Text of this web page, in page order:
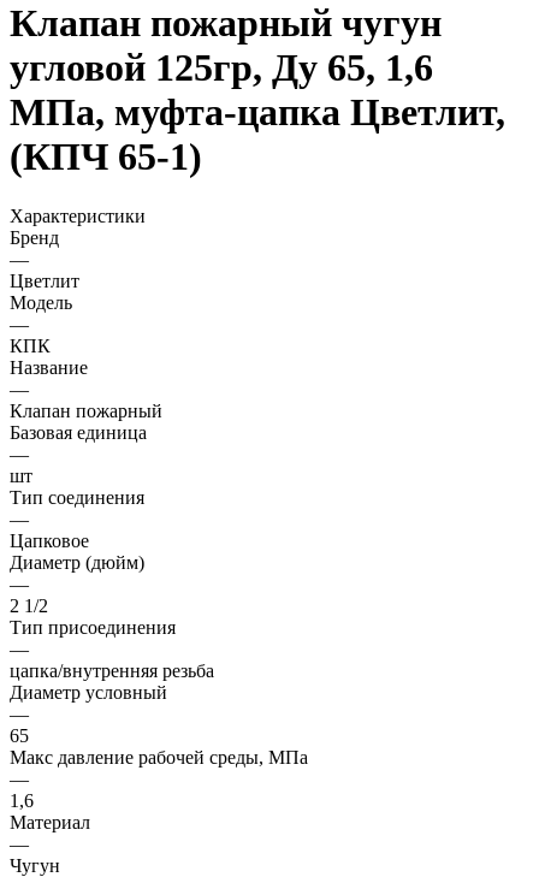
Клапан пожарный чугун
угловой 125гр, Ду 65, 1,6
МПа, муфта-цапка Цветлит,
(КПЧ 65-1)
Характеристики
Бренд
—
Цветлит
Модель
—
КПК
Название
—
Клапан пожарный
Базовая единица
—
шт
Тип соединения
—
Цапковое
Диаметр (дюйм)
—
2 1/2
Тип присоединения
—
цапка/внутренняя резьба
Диаметр условный
—
65
Макс давление рабочей среды, МПа
—
1,6
Материал
—
Чугун